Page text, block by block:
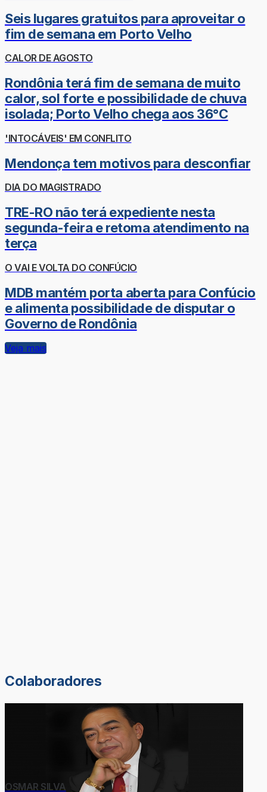
Seis lugares gratuitos para aproveitar o
fim de semana em Porto Velho
CALOR DE AGOSTO
Rondônia terá fim de semana de muito
calor, sol forte e possibilidade de chuva
isolada; Porto Velho chega aos 36°C
'INTOCÁVEIS' EM CONFLITO
Mendonça tem motivos para desconfiar
DIA DO MAGISTRADO
TRE-RO não terá expediente nesta
segunda-feira e retoma atendimento na
terça
O VAI E VOLTA DO CONFÚCIO
MDB mantém porta aberta para Confúcio
e alimenta possibilidade de disputar o
Governo de Rondônia
Veja mais
Colaboradores
OSMAR SILVA